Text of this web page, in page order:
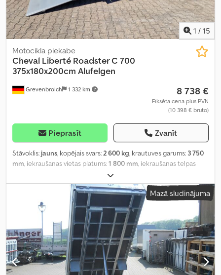
1 / 15
Grevenbroich 1 332 km
Motocikla piekabe
Cheval Liberté Roadster C 700
375x180x200cm Alufelgen
8 738 €
Fiksēta cena plus PVN
(10 398 € bruto)
Pieprasīt Zvanīt
Stāvoklis: jauns, kopējais svars: 2 600 kg, krautuves garums: 3 750
mm , iekraušanas vietas platums:1 800 mm , iekraušanas telpas
, Ražošanas gads:
Mazā sludinājuma